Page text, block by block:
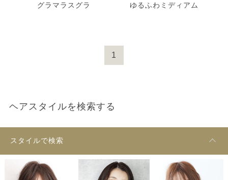
グラマラスグラ ゆるふわミディアム
1
ヘアスタイルを検索する
スタイルで検索